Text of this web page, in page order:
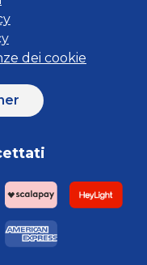
dei cookie